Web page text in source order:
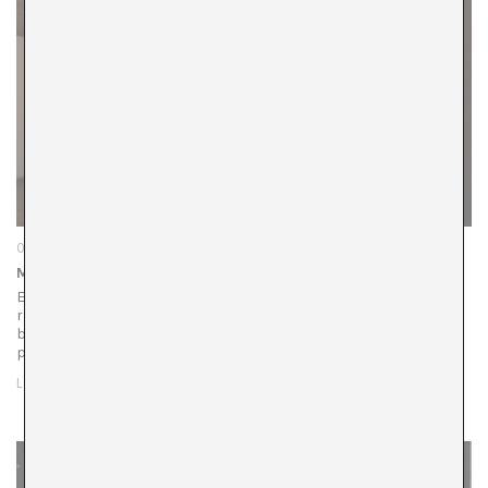
03/11/22
Mapamundistas
En Pamplona todo tiene un aire nórdico: contenedores de
residuos que se abren con tarjetas, gente trajeada en
bicicleta, edificios inteligentes en frente de otros de
protección oficial. Navarra es…
LEER MÁS